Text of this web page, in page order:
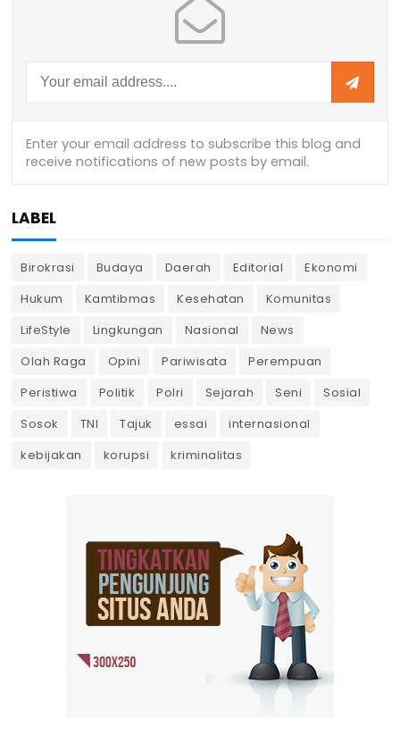
LABEL
Birokrasi Budaya Daerah Editorial
Ekonomi
Hukum
Kamtibmas Kesehatan
Komunitas
LifeStyle
Lingkungan Nasional
News
Olah Raga
Opini Pariwisata
Perempuan
Peristiwa
Politik Polri Sejarah Seni
Sosial
Sosok
TNI Tajuk essai
internasional
kebijakan
korupsi kriminalitas